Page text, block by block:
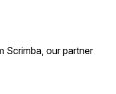
Scrimba, our partner